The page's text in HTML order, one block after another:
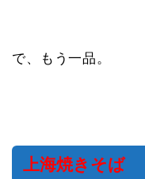
で、もう一品。
上海焼きそば